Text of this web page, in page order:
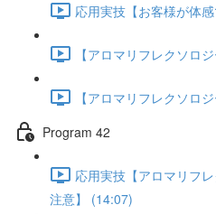
応用実技【お客様が体
【アロマリフレクソロ
【アロマリフレクソロ
Program 42
応用実技【アロマリフ
注意】 (14:07)